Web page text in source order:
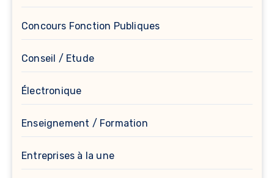
Concours Fonction Publiques
Conseil / Etude
Électronique
Enseignement / Formation
Entreprises à la une